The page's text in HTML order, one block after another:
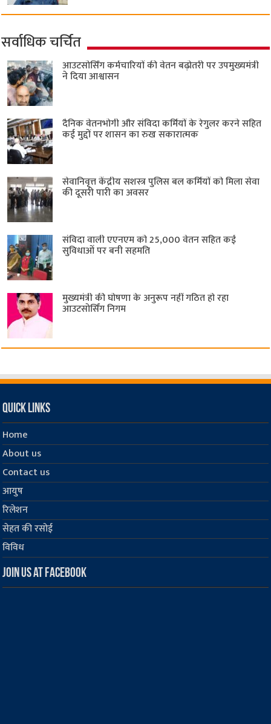
सर्वाधिक चर्चित
आउटसोर्सिंग कर्मचारियों की वेतन बढ़ोतरी पर उपमुख्यमंत्री
ने दिया आश्वासन
दैनिक वेतनभोगी और संविदा कर्मियों के रेगुलर करने सहित
कई मुद्दों पर शासन का रुख सकारात्मक
सेवानिवृत्त केंद्रीय सशस्त्र पुलिस बल ​कर्मियों को मिला सेवा
की दूसरी पारी का अवसर
संविदा वाली एएनएम को 25,000 वेतन सहित कई
सुविधाओं पर बनी सहमति
मुख्यमंत्री की घोषणा के अनुरूप नहीं गठित हो रहा
आउटसोर्सिंग निगम
Quick Links
Home
About us
Contact us
आयुष
रिलेशन
सेहत की रसोई
विविध
Join us at Facebook